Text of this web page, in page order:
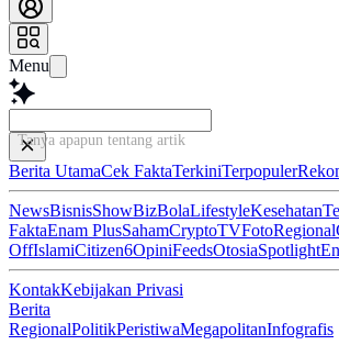
Menu
Tanya apapun tentang artikel ini...
Berita UtamaCek FaktaTerkiniTerpopuler
NewsBisnisShowBizBolaLifestyleKesehatan
FaktaEnam PlusSahamCryptoTVFotoRegional
OffIslamiCitizen6OpiniFeedsOtosiaSpotlight
KontakKebijakan Privasi
Berita
RegionalPolitikPeristiwaMegapolitanInfografis